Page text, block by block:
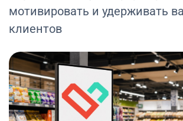
мотивировать и удерживать
клиентов